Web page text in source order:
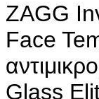
ZAGG
Face
Glass